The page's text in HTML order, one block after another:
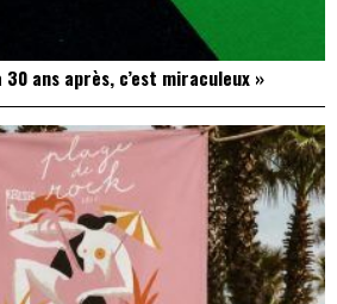
30 ans après, c’est miraculeux »